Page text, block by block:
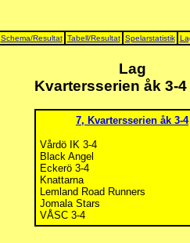
Schema/Resultat Tabell/Resultat Spelarstatistik
Lag
Kvartersserien åk 3-4
7, Kvartersserien åk 3-4
Vårdö IK 3-4
Black Angel
Eckerö 3-4
Knattarna
Lemland Road Runners
Jomala Stars
VÅSC 3-4